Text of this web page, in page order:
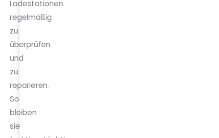
Ladestationen
regelmäßig
zu
überprüfen
und
zu
reparieren.
So
bleiben
sie